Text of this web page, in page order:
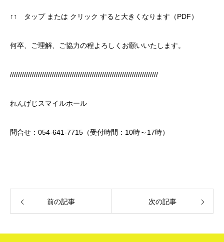
↑↑ タップ または クリック すると大きくなります（PDF）
何卒、ご理解、ご協力の程よろしくお願いいたします。
//////////////////////////////////////////////////////////////////////////
れんげじスマイルホール
問合せ：054-641-7715（受付時間：10時～17時）
前の記事 次の記事